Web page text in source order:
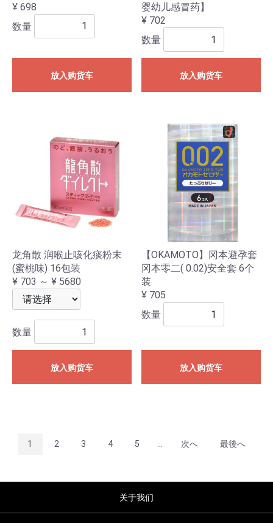
¥ 698
数量
放入购货车
婴幼儿感冒药】
¥ 702
数量
放入购货车
龙角散 润喉止咳化痰粉末
(蜜桃味) 16包装
¥ 703 ～ ¥ 5680
数量
放入购货车
【OKAMOTO】冈本避孕套
冈本零二( 0.02)安全套 6个
装
¥ 705
数量
放入购货车
1 2 3 4 5 次へ 最後へ
关于我们